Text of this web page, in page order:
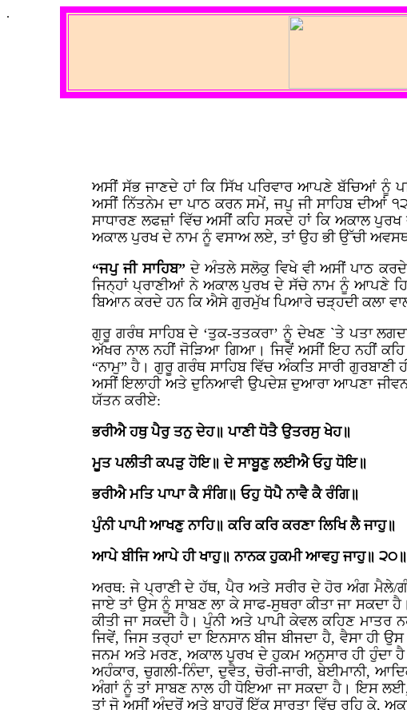
.
ਅਸੀਂ ਸੱਭ ਜਾਣਦੇ ਹਾਂ ਕਿ ਸਿੱਖ ਪਰਿਵਾਰ ਆਪਣੇ ਬੱਚਿਆਂ ਨੂੰ
ਅਸੀਂ ਨਿੱਤਨੇਮ ਦਾ ਪਾਠ ਕਰਨ ਸਮੇਂ, ਜਪੁ ਜੀ ਸਾਹਿਬ ਦੀਆਂ
ਸਾਧਾਰਣ ਲਫਜ਼ਾਂ ਵਿੱਚ ਅਸੀਂ ਕਹਿ ਸਕਦੇ ਹਾਂ ਕਿ ਅਕਾਲ
ਅਕਾਲ ਪੁਰਖ ਦੇ ਨਾਮ ਨੂੰ ਵਸਾਅ ਲਏ, ਤਾਂ ਉਹ ਭੀ ਉੱਚੀ
“ਜਪੁ ਜੀ ਸਾਹਿਬ” ਦੇ ਅੰਤਲੇ ਸਲੋਕੁ ਵਿਖੇ ਵੀ ਅਸੀਂ ਪਾਠ ਕਰਦੇ
ਜਿਨ੍ਹਾਂ ਪ੍ਰਾਣੀਆਂ ਨੇ ਅਕਾਲ ਪੁਰਖ ਦੇ ਸੱਚੇ ਨਾਮ ਨੂੰ ਆਪਣੇ
ਬਿਆਨ ਕਰਦੇ ਹਨ ਕਿ ਐਸੇ ਗੁਰਮੁੱਖ ਪਿਆਰੇ ਚੜ੍ਹਦੀ ਕਲਾ
ਗੁਰੂ ਗਰੰਥ ਸਾਹਿਬ ਦੇ ‘ਤੁਕ-ਤਤਕਰਾ’ ਨੂੰ ਦੇਖਣ `ਤੇ ਪਤਾ
ਅੱਖਰ ਨਾਲ ਨਹੀਂ ਜੋੜਿਆ ਗਿਆ। ਜਿਵੇਂ ਅਸੀਂ ਇਹ ਨਹੀਂ ਕਹਿ
“ਨਾਮੁ” ਹੈ। ਗੁਰੂ ਗਰੰਥ ਸਾਹਿਬ ਵਿੱਚ ਅੰਕਤਿ ਸਾਰੀ
ਅਸੀਂ ਇਲਾਹੀ ਅਤੇ ਦੁਨਿਆਵੀ ਉਪਦੇਸ਼ ਦੁਆਰਾ ਆਪਣਾ
ਯੱਤਨ ਕਰੀਏ:
ਭਰੀਐ ਹਥੁ ਪੈਰੁ ਤਨੁ ਦੇਹ॥ ਪਾਣੀ ਧੋਤੈ ਉਤਰਸੁ ਖੇਹ॥
ਮੂਤ ਪਲੀਤੀ ਕਪੜੁ ਹੋਇ॥ ਦੇ ਸਾਬੂਣੁ ਲਈਐ ਓਹੁ ਧੋਇ॥
ਭਰੀਐ ਮਤਿ ਪਾਪਾ ਕੈ ਸੰਗਿ॥ ਓਹੁ ਧੋਪੈ ਨਾਵੈ ਕੈ ਰੰਗਿ॥
ਪੁੰਨੀ ਪਾਪੀ ਆਖਣੁ ਨਾਹਿ॥ ਕਰਿ ਕਰਿ ਕਰਣਾ ਲਿਖਿ ਲੈ ਜਾਹੁ॥
ਆਪੇ ਬੀਜਿ ਆਪੇ ਹੀ ਖਾਹੁ॥ ਨਾਨਕ ਹੁਕਮੀ ਆਵਹੁ ਜਾਹੁ॥ ੨੦॥
ਅਰਥ: ਜੇ ਪ੍ਰਾਣੀ ਦੇ ਹੱਥ, ਪੈਰ ਅਤੇ ਸਰੀਰ ਦੇ ਹੋਰ ਅੰਗ ਮੈਲੇ/
ਜਾਏ ਤਾਂ ਉਸ ਨੂੰ ਸਾਬਣ ਲਾ ਕੇ ਸਾਫ-ਸੁਥਰਾ ਕੀਤਾ ਜਾ
ਕੀਤੀ ਜਾ ਸਕਦੀ ਹੈ। ਪੁੰਨੀ ਅਤੇ ਪਾਪੀ ਕੇਵਲ ਕਹਿਣ
ਜਿਵੇਂ, ਜਿਸ ਤਰ੍ਹਾਂ ਦਾ ਇਨਸਾਨ ਬੀਜ ਬੀਜਦਾ ਹੈ, ਵੈਸਾ ਹੀ
ਜਨਮ ਅਤੇ ਮਰਣ, ਅਕਾਲ ਪੁਰਖ ਦੇ ਹੁਕਮ ਅਨੁਸਾਰ ਹੀ ਹੁੰਦਾ
ਅਹੰਕਾਰ, ਚੁਗਲੀ-ਨਿੰਦਾ, ਦੁਵੈਤ, ਚੋਰੀ-ਜਾਰੀ, ਬੇਈਮਾਨੀ,
ਅੰਗਾਂ ਨੂੰ ਤਾਂ ਸਾਬਣ ਨਾਲ ਹੀ ਧੋਇਆ ਜਾ ਸਕਦਾ ਹੈ। ਇਸ
ਤਾਂ ਜੋ ਅਸੀਂ ਅੰਦਰੋਂ ਅਤੇ ਬਾਹਰੋਂ ਇੱਕ ਸਾਰਤਾ ਵਿੱਚ ਰਹਿ ਕੇ,